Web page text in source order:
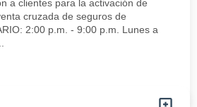
a clientes para la activación de
cruzada de seguros de
2:00 p.m. - 9:00 p.m. Lunes a